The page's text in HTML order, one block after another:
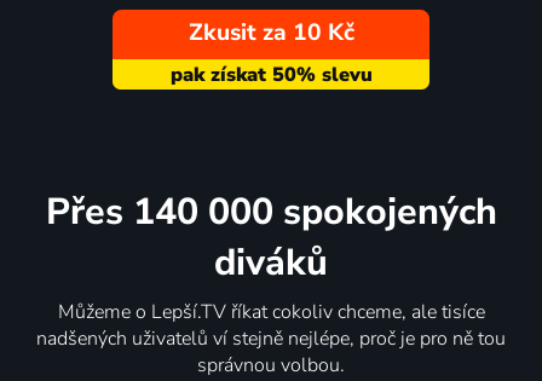
Zkusit za 10 Kč
Přes 140 000 spokojených
diváků
Můžeme o Lepší.TV říkat cokoliv chceme, ale tisíce
nadšených uživatelů ví stejně nejlépe, proč je pro ně tou
správnou volbou.